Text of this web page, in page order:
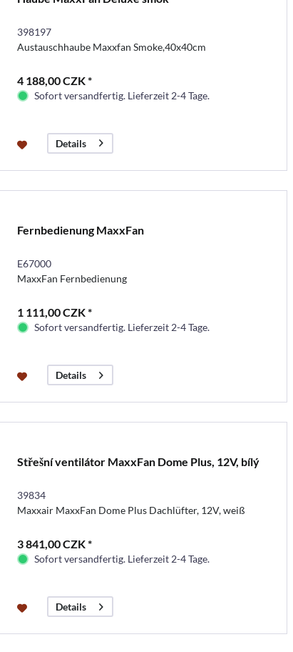
398197
Austauschhaube Maxxfan Smoke,40x40cm
4 188,00 CZK *
Sofort versandfertig. Lieferzeit 2-4 Tage.
Details
Fernbedienung MaxxFan
E67000
MaxxFan Fernbedienung
1 111,00 CZK *
Sofort versandfertig. Lieferzeit 2-4 Tage.
Details
Střešní ventilátor MaxxFan Dome Plus, 12V, bílý
39834
Maxxair MaxxFan Dome Plus Dachlüfter, 12V, weiß
3 841,00 CZK *
Sofort versandfertig. Lieferzeit 2-4 Tage.
Details